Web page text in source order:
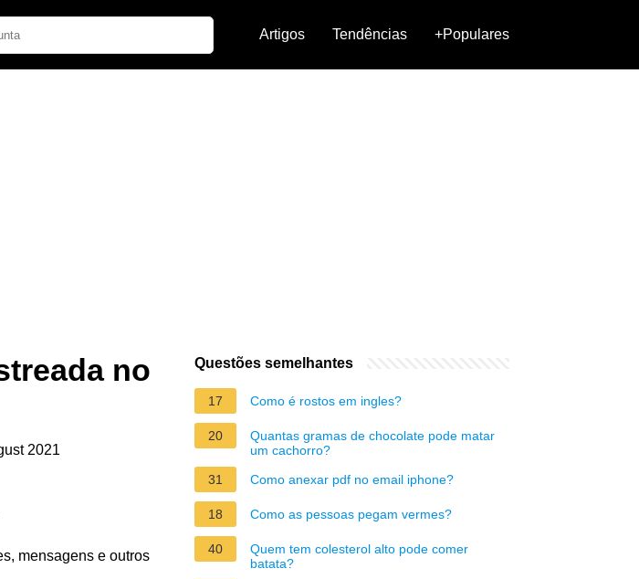
Artigos Tendências +Populares
no
2021
mensagens e outros
Questões semelhantes
17 Como é rostos em ingles?
20
Quantas gramas de chocolate pode matar
um cachorro?
31
Como anexar pdf no email iphone?
18 Como as pessoas pegam vermes?
40
Quem tem colesterol alto pode comer
batata?